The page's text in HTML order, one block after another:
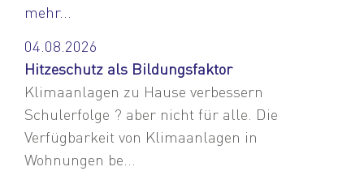
mehr...
04.08.2026
Hitzeschutz als Bildungsfaktor
Klimaanlagen zu Hause verbessern
Schulerfolge ? aber nicht für alle. Die
Verfügbarkeit von Klimaanlagen in
Wohnungen be...